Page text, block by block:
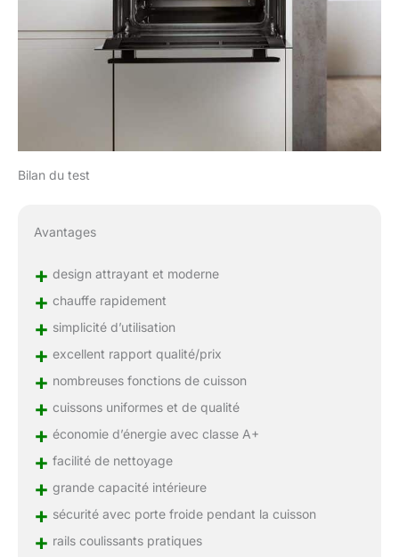
Bilan du test
Avantages
+ design attrayant et moderne
+ chauffe rapidement
+ simplicité d’utilisation
+ excellent rapport qualité/prix
+ nombreuses fonctions de cuisson
+ cuissons uniformes et de qualité
+ économie d’énergie avec classe A+
+ facilité de nettoyage
+ grande capacité intérieure
+ sécurité avec porte froide pendant la cuisson
+ rails coulissants pratiques